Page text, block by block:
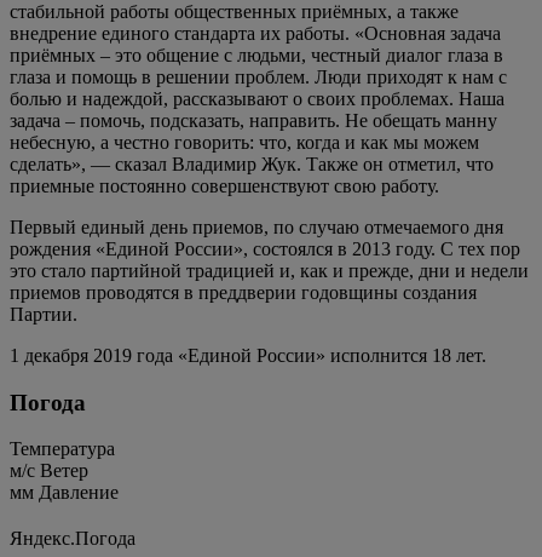
стабильной работы общественных приёмных, а также
внедрение единого стандарта их работы. «Основная задача
приёмных – это общение с людьми, честный диалог глаза в
глаза и помощь в решении проблем. Люди приходят к нам с
болью и надеждой, рассказывают о своих проблемах. Наша
задача – помочь, подсказать, направить. Не обещать манну
небесную, а честно говорить: что, когда и как мы можем
сделать», — сказал Владимир Жук. Также он отметил, что
приемные постоянно совершенствуют свою работу.
Первый единый день приемов, по случаю отмечаемого дня
рождения «Единой России», состоялся в 2013 году. С тех пор
это стало партийной традицией и, как и прежде, дни и недели
приемов проводятся в преддверии годовщины создания
Партии.
1 декабря 2019 года «Единой России» исполнится 18 лет.
Погода
Температура
м/c Ветер
мм Давление
Яндекс.Погода